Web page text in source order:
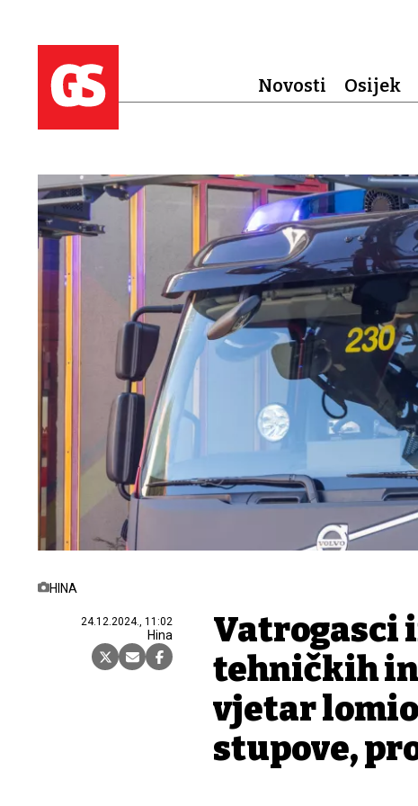
Novosti Osijek
HINA
24.12.2024., 11:02
Hina
Vatrogasci
tehničkih
vjetar
stupove,